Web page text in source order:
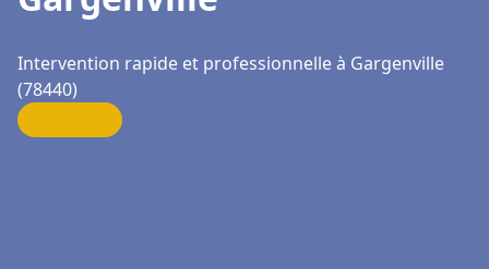
Intervention rapide et professionnelle à Gargenville
(78440)